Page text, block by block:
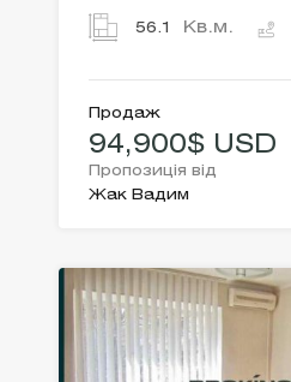
56.1 Кв.м.
Продаж
94,900$ USD
Пропозиція від
Жак Вадим